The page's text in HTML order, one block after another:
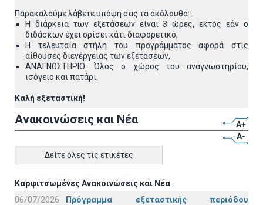
Παρακαλούμε λάβετε υπόψη σας τα ακόλουθα:
Η διάρκεια των εξετάσεων είναι 3 ώρες, εκτός εάν ο
διδάσκων έχει ορίσει κάτι διαφορετικό,
Η τελευταία στήλη του προγράμματος αφορά στις
αίθουσες διενέργειας των εξετάσεων,
ΑΝΑΓΝΩΣΤΗΡΙΟ: Όλος ο χώρος του αναγνωστηρίου,
ισόγειο και πατάρι.
Καλή εξεταστική!
Ανακοινώσεις και Νέα
A+
A-
Δείτε όλες τις ετικέτες
Καρφιτσωμένες Ανακοινώσεις και Νέα
06/07/2026
Πρόγραμμα εξεταστικής περιόδου